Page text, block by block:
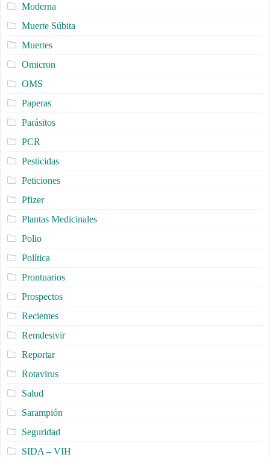
Moderna
Muerte Súbita
Muertes
Omicron
OMS
Paperas
Parásitos
PCR
Pesticidas
Peticiones
Pfizer
Plantas Medicinales
Polio
Política
Prontuarios
Prospectos
Recientes
Remdesivir
Reportar
Rotavirus
Salud
Sarampión
Seguridad
SIDA – VIH